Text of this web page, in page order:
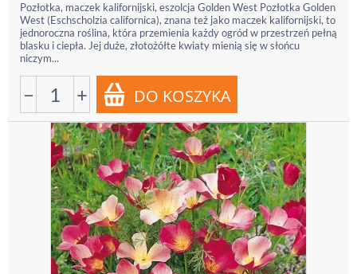
Pozłotka, maczek kalifornijski, eszolcja Golden West Pozłotka Golden
West (Eschscholzia californica), znana też jako maczek kalifornijski, to
jednoroczna roślina, która przemienia każdy ogród w przestrzeń pełną
blasku i ciepła. Jej duże, złotożółte kwiaty mienią się w słońcu
niczym...
− +